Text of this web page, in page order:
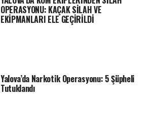
OPERASYONU: KAÇAK SİLAH VE
EKİPMANLARI ELE GEÇİRİLDİ
Yalova’da Narkotik Operasyonu: 5 Şüpheli
Tutuklandı